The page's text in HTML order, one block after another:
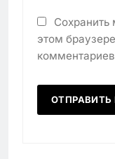
Сохранить
этом